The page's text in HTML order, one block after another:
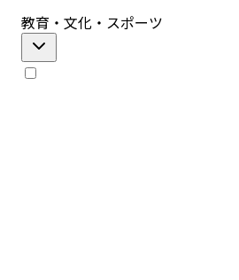
教育・文化・スポーツ